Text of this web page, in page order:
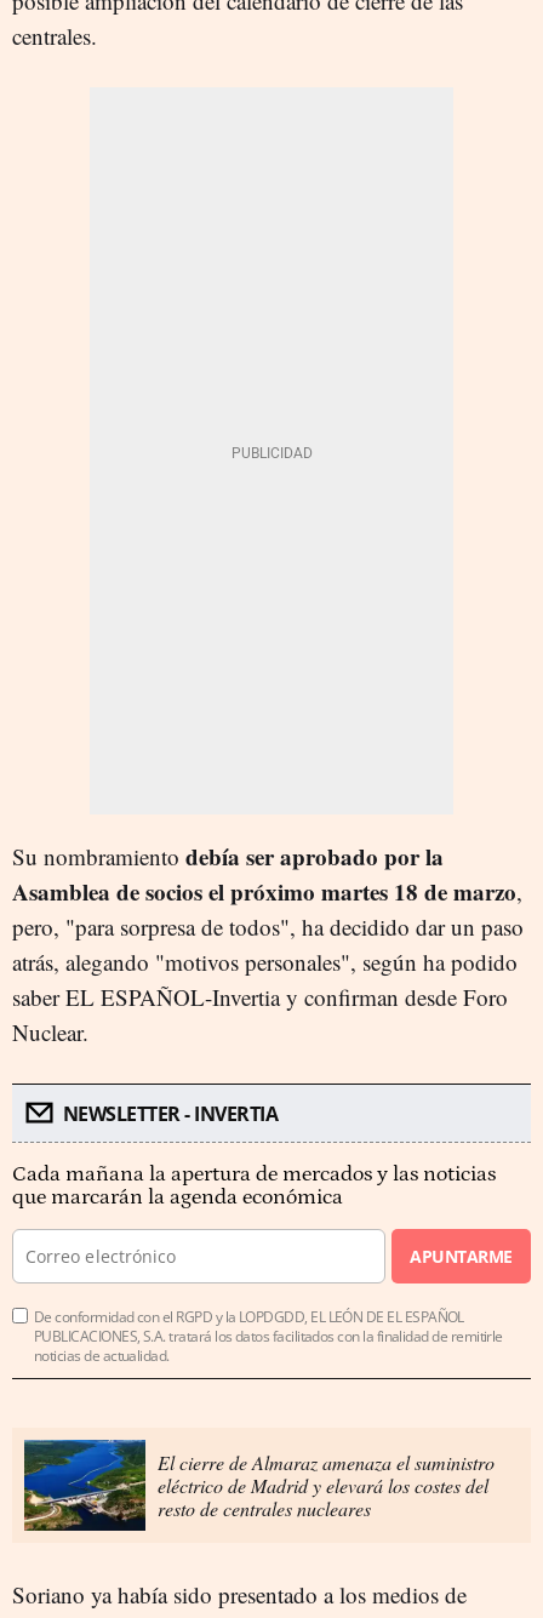
centrales.
Su nombramiento debía ser aprobado por la
Asamblea de socios el próximo martes 18 de marzo,
pero, "para sorpresa de todos", ha decidido dar un paso
atrás, alegando "motivos personales", según ha podido
saber EL ESPAÑOL-Invertia y confirman desde Foro
Nuclear.
NEWSLETTER - INVERTIA
Cada mañana la apertura de mercados y las noticias
que marcarán la agenda económica
APUNTARME
De conformidad con el RGPD y la LOPDGDD, EL LEÓN DE EL ESPAÑOL
PUBLICACIONES, S.A. tratará los datos facilitados con la finalidad de remitirle
noticias de actualidad.
El cierre de Almaraz amenaza el suministro
eléctrico de Madrid y elevará los costes del
resto de centrales nucleares
Soriano ya había sido presentado a los medios de